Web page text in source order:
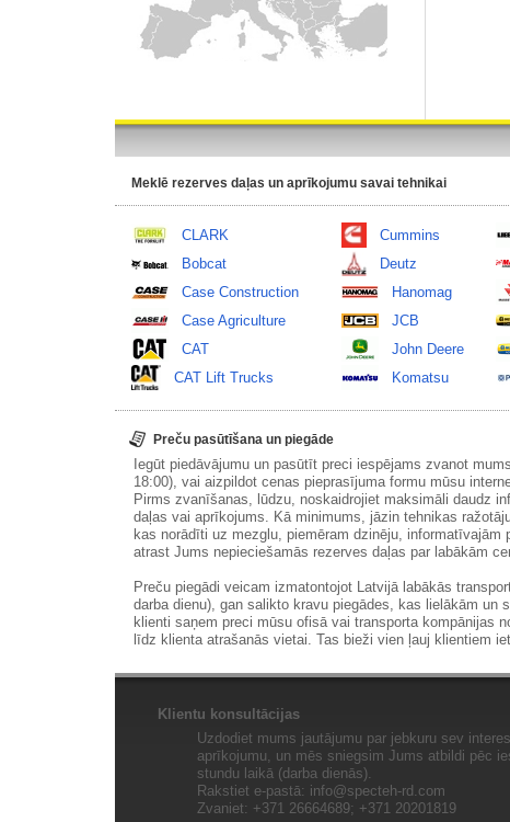
Meklē rezerves daļas un aprīkojumu savai tehnikai
CLARK
Bobcat
Case Construction
Case Agriculture
CAT
CAT Lift Trucks
Cummins
Deutz
Hanomag
JCB
John Deere
Komatsu
Preču pasūtīšana un piegāde
Iegūt piedāvājumu un pasūtīt preci iespējams zvanot
18:00), vai aizpildot cenas pieprasījuma formu mūsu
Pirms zvanīšanas, lūdzu, noskaidrojiet maksimāli daudz
daļas vai aprīkojums. Kā minimums, jāzin tehnikas
kas norādīti uz mezglu, piemēram dzinēju,
atrast Jums nepieciešamās rezerves daļas par labākām
Preču piegādi veicam izmatontojot Latvijā labākās
darba dienu), gan salikto kravu piegādes, kas lielākām un
klienti saņem preci mūsu ofisā vai transporta kompānijas
līdz klienta atrašanās vietai. Tas bieži vien ļauj klientiem
Klientu konsultācijas
Uzdodiet mums jautājumu par jebkuru sev
aprīkojumu, un mēs sniegsim Jums atbildi pēc
stundu laikā (darba dienās).
Rakstiet e-pastā: info@specteh-rd.com
Zvaniet: +371 26664689; +371 20201819